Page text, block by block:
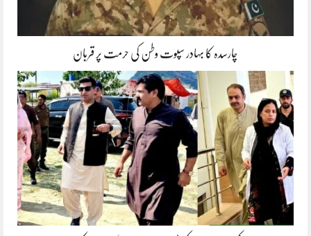
چارسدہ کا بہادر سپوت وطن کی حرمت پر قربان